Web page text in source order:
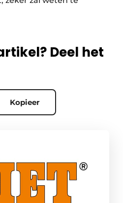
Deel het
Kopieer